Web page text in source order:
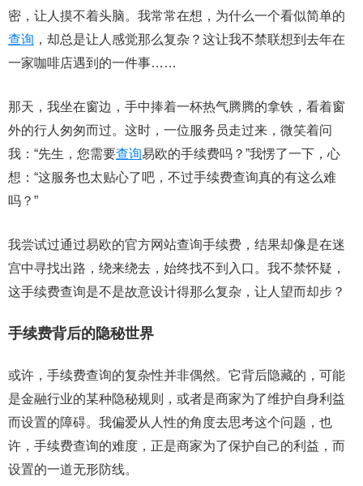
密，让人摸不着头脑。我常常在想，为什么一个看似简单的
查询 ，却总是让人感觉那么复杂？这让我不禁联想到去年在
一家咖啡店遇到的一件事……
那天，我坐在窗边，手中捧着一杯热气腾腾的拿铁，看着窗
外的行人匆匆而过。这时，一位服务员走过来，微笑着问
我：“先生，您需要查询易欧的手续费吗？”我愣了一下，心
想：“这服务也太贴心了吧，不过手续费查询真的有这么难
吗？”
我尝试过通过易欧的官方网站查询手续费，结果却像是在迷
宫中寻找出路，绕来绕去，始终找不到入口。我不禁怀疑，
这手续费查询是不是故意设计得那么复杂，让人望而却步？
手续费背后的隐秘世界
或许，手续费查询的复杂性并非偶然。它背后隐藏的，可能
是金融行业的某种隐秘规则，或者是商家为了维护自身利益
而设置的障碍。我偏爱从人性的角度去思考这个问题，也
许，手续费查询的难度，正是商家为了保护自己的利益，而
设置的一道无形防线。